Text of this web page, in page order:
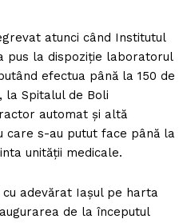
atunci când Institutul
pus la dispoziție laboratorul
efectua până la 150 de
la Spitalul de Boli
automat și altă
s-au putut face până la
unității medicale.
adevărat Iașul pe harta
de la începutul